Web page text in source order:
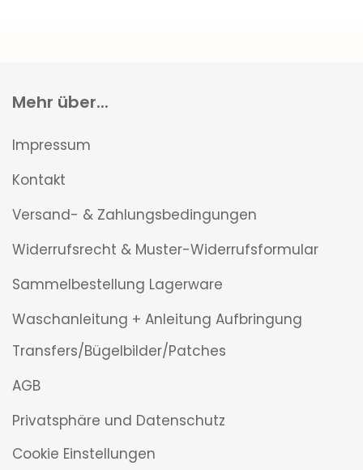
Mehr über...
Impressum
Kontakt
Versand- & Zahlungsbedingungen
Widerrufsrecht & Muster-Widerrufsformular
Sammelbestellung Lagerware
Waschanleitung + Anleitung Aufbringung
Transfers/Bügelbilder/Patches
AGB
Privatsphäre und Datenschutz
Cookie Einstellungen